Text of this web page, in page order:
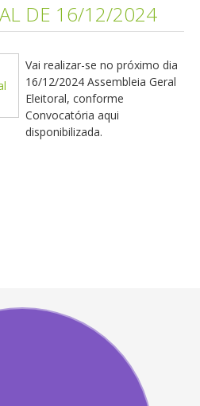
DE 16/12/2024
Vai realizar-se no próximo dia
16/12/2024 Assembleia Geral
Eleitoral, conforme
Convocatória aqui
disponibilizada.